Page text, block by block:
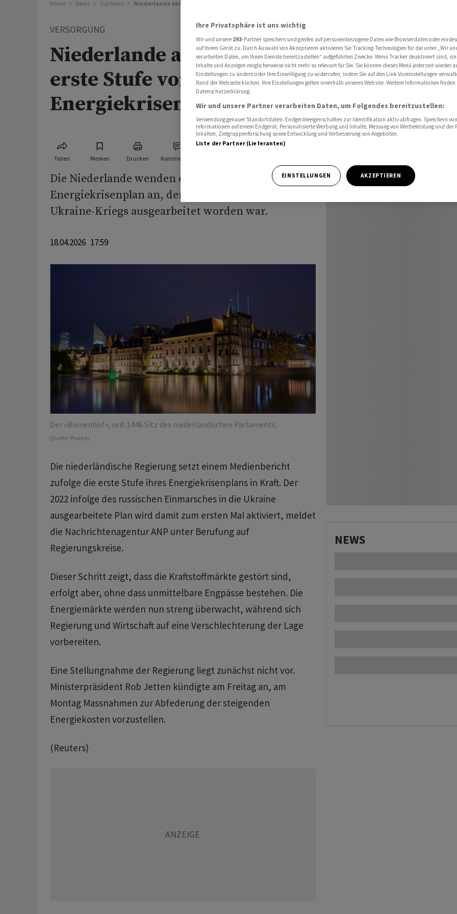
Home News Top News Niederlande aktivieren erste Stufe von Energiekrisenplan
VERSORGUNG
Niederlande aktivieren
erste Stufe von
Energiekrisenplan
Teilen Merken Drucken Kommentare
Die Niederlande wenden erstmals einen
Energiekrisenplan an, der schon zu Beginn des
Ukraine-Kriegs ausgearbeitet worden war.
18.04.2026 17:59
Der «Binnenhof», seit 1446 Sitz des niederländischen Parlaments.
Quelle: Pixabay
Die niederländische Regierung setzt einem Medienbericht
zufolge die erste Stufe ihres Energiekrisenplans in Kraft. Der
2022 infolge des russischen Einmarsches in die Ukraine
ausgearbeitete Plan wird damit zum ersten Mal aktiviert, meldet
die Nachrichtenagentur ANP unter Berufung auf
Regierungskreise.
Dieser Schritt zeigt, dass die Kraftstoffmärkte gestört sind,
erfolgt aber, ohne dass unmittelbare Engpässe bestehen. Die
Energiemärkte werden nun streng überwacht, während sich
Regierung und Wirtschaft auf eine Verschlechterung der Lage
vorbereiten.
Eine Stellungnahme ‌der Regierung liegt ⁠zunächst nicht vor.
Ministerpräsident Rob Jetten kündigte am Freitag an, am
Montag Massnahmen zur Abfederung der steigenden
Energiekosten vorzustellen.
(Reuters)
NEWS
Ihre Privatsphäre ist uns wichtig
Wir und unsere 293-Partner speichern und greifen auf personenbezogene Daten wie Browserdaten oder
auf Ihrem Gerät zu. Durch Auswahl von Akzeptieren aktivieren Sie Tracking-Technologien für die unter „Wir
verarbeiten Daten, um Ihnen Dienste bereitzustellen“ aufgeführten Zwecke. Wenn Tracker deaktiviert sind,
Inhalte und Anzeigen möglicherweise nicht mehr so relevant für Sie. Sie können dieses Menü jederzeit wieder
Einstellungen zu ändern oder Ihre Einwilligung zu widerrufen, indem Sie auf den Link Voreinstellungen
Rand der Webseite klicken. Ihre Einstellungen gelten innerhalb unseres Website. Weitere Informationen finden
Datenschutzerklärung.
Wir und unsere Partner verarbeiten Daten, um Folgendes bereitzustellen:
Verwendung genauer Standortdaten. Endgeräteeigenschaften zur Identifikation aktiv abfragen. Speichern
Informationen auf einem Endgerät. Personalisierte Werbung und Inhalte, Messung von Werbeleistung und der
Inhalten, Zielgruppenforschung sowie Entwicklung und Verbesserung von Angeboten.
Liste der Partner (Lieferanten)
EINSTELLUNGEN AKZEPTIEREN